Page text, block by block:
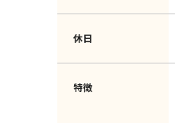
休日
特徴